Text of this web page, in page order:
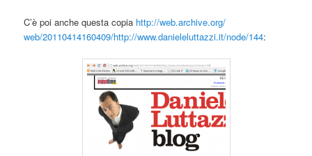
C’è poi anche questa copia http://web.archive.org/
web/20110414160409/http://www.danieleluttazzi.it/node/144: